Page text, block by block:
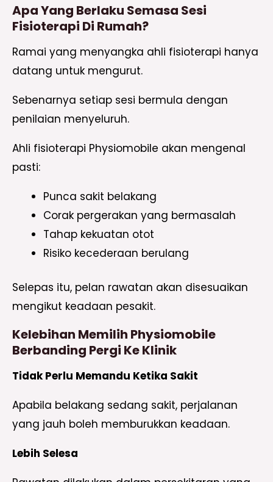
Apa Yang Berlaku Semasa Sesi
Fisioterapi Di Rumah?
Ramai yang menyangka ahli fisioterapi hanya
datang untuk mengurut.
Sebenarnya setiap sesi bermula dengan
penilaian menyeluruh.
Ahli fisioterapi Physiomobile akan mengenal
pasti:
Punca sakit belakang
Corak pergerakan yang bermasalah
Tahap kekuatan otot
Risiko kecederaan berulang
Selepas itu, pelan rawatan akan disesuaikan
mengikut keadaan pesakit.
Kelebihan Memilih Physiomobile
Berbanding Pergi Ke Klinik
Tidak Perlu Memandu Ketika Sakit
Apabila belakang sedang sakit, perjalanan
yang jauh boleh memburukkan keadaan.
Lebih Selesa